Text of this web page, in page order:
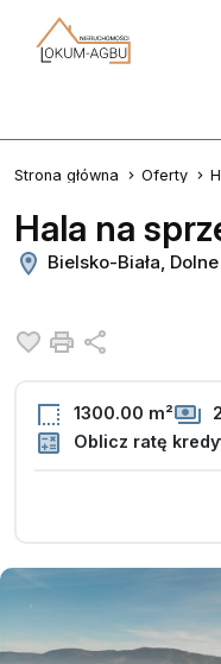
Strona główna Oferty
Hala na
Bielsko-Biała,
Dodaj do ulubionych
Drukuj
1300.00 m²
Oblicz ratę